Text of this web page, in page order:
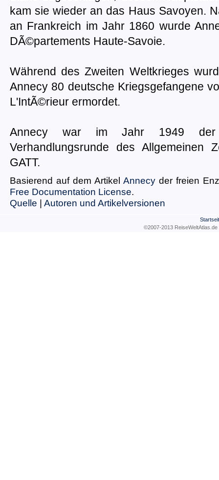
kam sie wieder an das Haus Savoyen.
an Frankreich im Jahr 1860 wurde
DÃ©partements Haute-Savoie.
Während des Zweiten Weltkrieges
Annecy 80 deutsche Kriegsgefangene
L'IntÃ©rieur ermordet.
Annecy war im Jahr 1949 der
Verhandlungsrunde des Allgemeinen
GATT.
Basierend auf dem Artikel Annecy der freien
Free Documentation License.
Quelle | Autoren und Artikelversionen
©2007-2013